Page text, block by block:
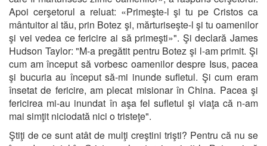
Apoi cerşetorul a reluat: «Primeşte-l şi tu pe Cristos ca
mântuitor al tău, prin Botez şi, mărturiseşte-l şi tu oamenilor
şi vei vedea ce fericire ai să primeşti»". Şi declară James
Hudson Taylor: "M-a pregătit pentru Botez şi l-am primit. Şi
cum am început să vorbesc oamenilor despre Isus, pacea
şi bucuria au început să-mi inunde sufletul. Şi cum eram
însetat de fericire, am plecat misionar în China. Pacea şi
fericirea mi-au inundat în aşa fel sufletul şi viaţa că n-am
mai simţit niciodată nici o tristeţe".
Ştiţi de ce sunt atât de mulţi creştini trişti? Pentru că nu se